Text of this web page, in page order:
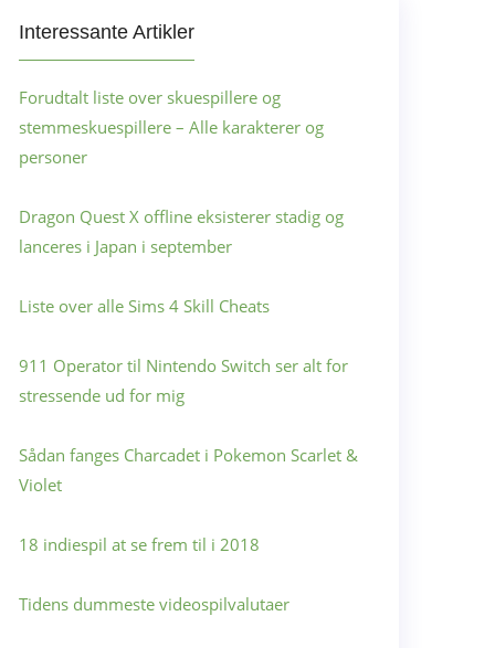
Interessante Artikler
Forudtalt liste over skuespillere og
stemmeskuespillere – Alle karakterer og
personer
Dragon Quest X offline eksisterer stadig og
lanceres i Japan i september
Liste over alle Sims 4 Skill Cheats
911 Operator til Nintendo Switch ser alt for
stressende ud for mig
Sådan fanges Charcadet i Pokemon Scarlet &
Violet
18 indiespil at se frem til i 2018
Tidens dummeste videospilvalutaer